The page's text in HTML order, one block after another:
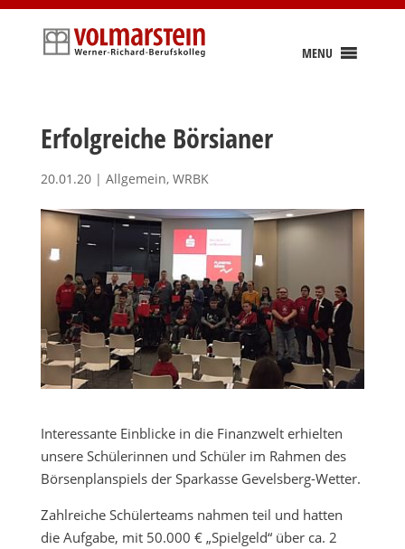
Skip
content
MENU
Erfolgreiche Börsianer
20.01.20| Allgemein, WRBK
Interessante Einblicke in die Finanzwelt erhielten
unsere Schülerinnen und Schüler im Rahmen des
Börsenplanspiels der Sparkasse Gevelsberg-Wetter.
Zahlreiche Schülerteams nahmen teil und hatten
die Aufgabe, mit 50.000 € „Spielgeld“ über ca. 2